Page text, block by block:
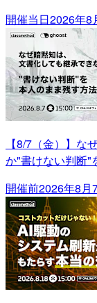
開催当日2026年8
【8/7（金）】な
か"書けない判断"
開催前2026年8月